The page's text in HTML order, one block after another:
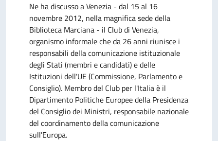
Ne ha discusso a Venezia - dal 15 al 16
novembre 2012, nella magnifica sede della
Biblioteca Marciana - il Club di Venezia,
organismo informale che da 26 anni riunisce i
responsabili della comunicazione istituzionale
degli Stati (membri e candidati) e delle
Istituzioni dell'UE (Commissione, Parlamento e
Consiglio). Membro del Club per l'Italia è il
Dipartimento Politiche Europee della Presidenza
del Consiglio dei Ministri, responsabile nazionale
del coordinamento della comunicazione
sull'Europa.